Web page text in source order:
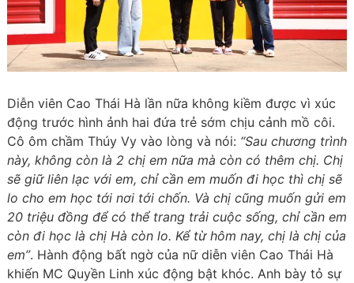
Diễn viên Cao Thái Hà lần nữa không kiềm được vì xúc
động trước hình ảnh hai đứa trẻ sớm chịu cảnh mồ côi.
Cô ôm chầm Thúy Vy vào lòng và nói: “Sau chương trình
này, không còn là 2 chị em nữa mà còn có thêm chị. Chị
sẽ giữ liên lạc với em, chỉ cần em muốn đi học thì chị sẽ
lo cho em học tới nơi tới chốn. Và chị cũng muốn gửi em
20 triệu đồng để có thể trang trải cuộc sống, chỉ cần em
còn đi học là chị Hà còn lo. Kể từ hôm nay, chị là chị của
em”. Hành động bất ngờ của nữ diễn viên Cao Thái Hà
khiến MC Quyền Linh xúc động bật khóc. Anh bày tỏ sự